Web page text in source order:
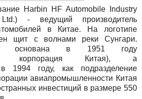
Harbin HF Automobile Industry
- ведущий производитель
в Китае. На логотипе
щит с волнами реки Сунгари.
основана в 1951 году
корпорация Китая), а
в 1994 году, как подразделение
авиапромышленности Китая
инвестиций в размере 550